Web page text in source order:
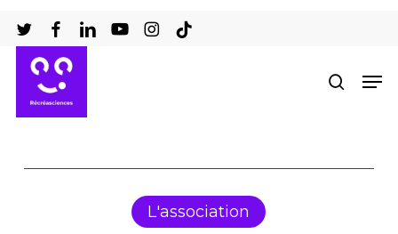
au
contenu
principal
L'association
le